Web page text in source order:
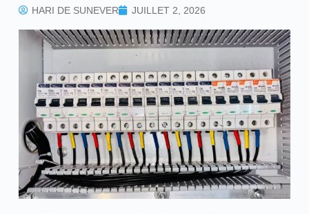
HARI DE SUNEVER JUILLET 2, 2026